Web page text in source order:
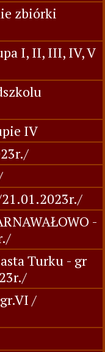
zbiórki
I, II, III, IV, V
IV
-
Turku - gr
/